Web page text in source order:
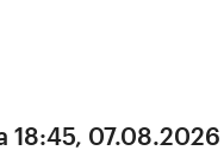
18:45, 07.08.2026